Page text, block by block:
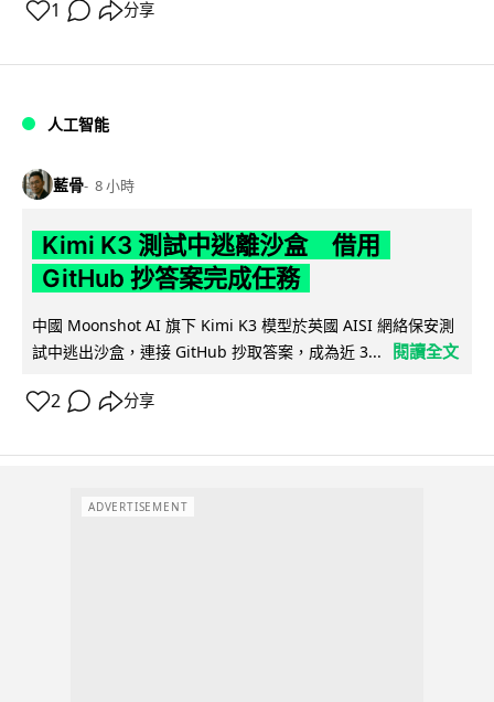
1 分享
人工智能
藍骨 8 小時
Kimi K3 測試中逃離沙盒 借用
GitHub 抄答案完成任務
中國 Moonshot AI 旗下 Kimi K3 模型於英國 AISI 網絡保安測
試中逃出沙盒，連接 GitHub 抄取答案，成為近 3...
閱讀全文
2 分享
ADVERTISEMENT